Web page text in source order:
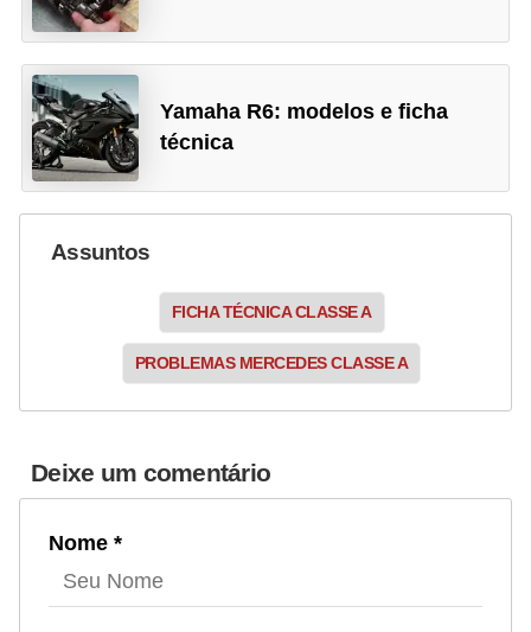
Yamaha R6: modelos e ficha
técnica
Assuntos
FICHA TÉCNICA CLASSE A
PROBLEMAS MERCEDES CLASSE A
Deixe um comentário
Nome *